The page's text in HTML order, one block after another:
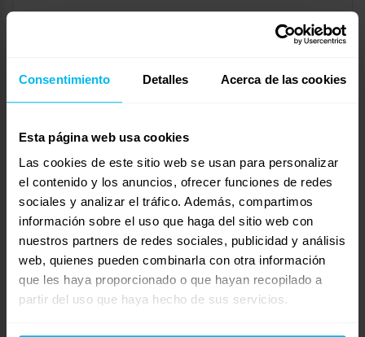
Consentimiento Detalles Acerca de las cookies
Esta página web usa cookies
Las cookies de este sitio web se usan para personalizar
el contenido y los anuncios, ofrecer funciones de redes
sociales y analizar el tráfico. Además, compartimos
información sobre el uso que haga del sitio web con
nuestros partners de redes sociales, publicidad y análisis
web, quienes pueden combinarla con otra información
que les haya proporcionado o que hayan recopilado a
partir del uso que haya hecho de sus servicios.
tengo un colchón de látex que tiene 6 años he notado que es
más blandito y me ha cogido algo de forma, a parte de darme
Respuesta a: Colchon de látex
Tu información:
Correo electrónico (no se publicará) (obligatorio):